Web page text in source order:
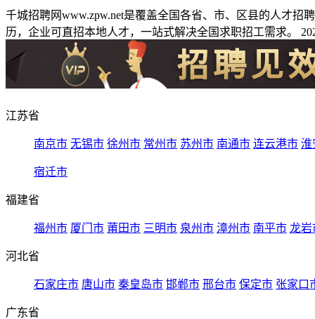
千城招聘网www.zpw.net是覆盖全国各省、市、区县的人才
历，企业可直招本地人才，一站式解决全国求职招工需求。
江苏省
南京市 无锡市 徐州市 常州市 苏州市 南通市 连云港市 淮
宿迁市
福建省
福州市 厦门市 莆田市 三明市 泉州市 漳州市 南平市 龙岩
河北省
石家庄市 唐山市 秦皇岛市 邯郸市 邢台市 保定市 张家口
广东省